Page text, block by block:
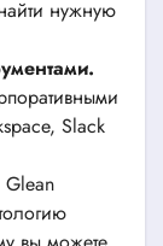
нужную
Slack
Glean